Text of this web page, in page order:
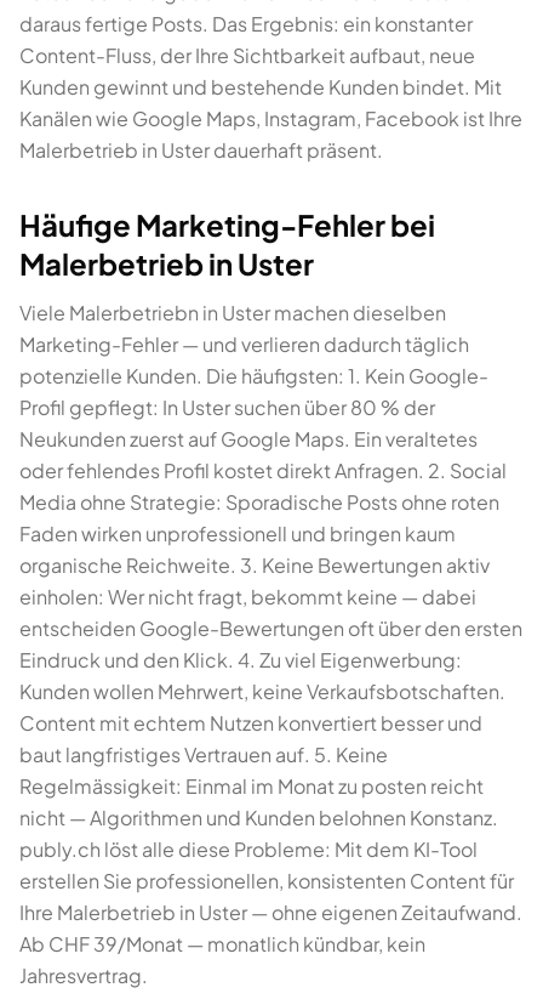
daraus fertige Posts. Das Ergebnis: ein konstanter
Content-Fluss, der Ihre Sichtbarkeit aufbaut, neue
Kunden gewinnt und bestehende Kunden bindet. Mit
Kanälen wie Google Maps, Instagram, Facebook ist Ihre
Malerbetrieb in Uster dauerhaft präsent.
Häufige Marketing-Fehler bei
Malerbetrieb in Uster
Viele Malerbetriebn in Uster machen dieselben
Marketing-Fehler — und verlieren dadurch täglich
potenzielle Kunden. Die häufigsten: 1. Kein Google-
Profil gepflegt: In Uster suchen über 80 % der
Neukunden zuerst auf Google Maps. Ein veraltetes
oder fehlendes Profil kostet direkt Anfragen. 2. Social
Media ohne Strategie: Sporadische Posts ohne roten
Faden wirken unprofessionell und bringen kaum
organische Reichweite. 3. Keine Bewertungen aktiv
einholen: Wer nicht fragt, bekommt keine — dabei
entscheiden Google-Bewertungen oft über den ersten
Eindruck und den Klick. 4. Zu viel Eigenwerbung:
Kunden wollen Mehrwert, keine Verkaufsbotschaften.
Content mit echtem Nutzen konvertiert besser und
baut langfristiges Vertrauen auf. 5. Keine
Regelmässigkeit: Einmal im Monat zu posten reicht
nicht — Algorithmen und Kunden belohnen Konstanz.
publy.ch löst alle diese Probleme: Mit dem KI-Tool
erstellen Sie professionellen, konsistenten Content für
Ihre Malerbetrieb in Uster — ohne eigenen Zeitaufwand.
Ab CHF 39/Monat — monatlich kündbar, kein
Jahresvertrag.